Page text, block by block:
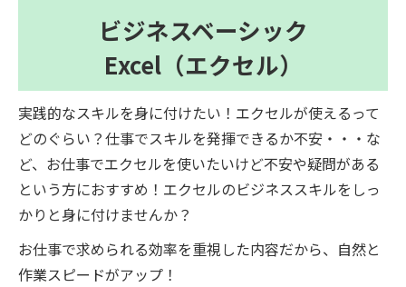
ビジネスベーシック
Excel（エクセル）
実践的なスキルを身に付けたい！エクセルが使えるって
どのぐらい？仕事でスキルを発揮できるか不安・・・な
ど、お仕事でエクセルを使いたいけど不安や疑問がある
という方におすすめ！エクセルのビジネススキルをしっ
かりと身に付けませんか？
お仕事で求められる効率を重視した内容だから、自然と
作業スピードがアップ！